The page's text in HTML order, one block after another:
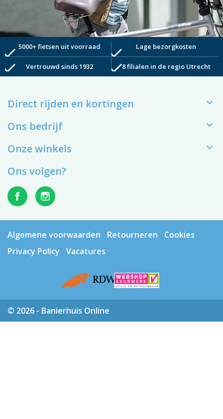
check5000+ fietsen uit voorraad check Lage bezorgkosten
check Vertrouwd sinds 1932 check8 filialen in de regio Utrecht
Direct rijden en kortingen 
Ons bedrijf 
Onze winkels 
Ons volgen?
Algemene voorwaarden Retourneren
Cookies
Privacy Policy
Vacatures
© 2026 - Banierhuis Online